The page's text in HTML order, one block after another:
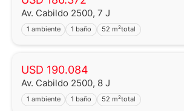
Martillero Maximiliano Miguel D'Aria
Av. Juramento 1775 - Belgrano - CABA
Av. Cabildo 2500, 7 J
1 ambiente 1 baño 52 m2total
USD 190.084
Av. Cabildo 2500, 8 J
1 ambiente 1 baño 52 m2total